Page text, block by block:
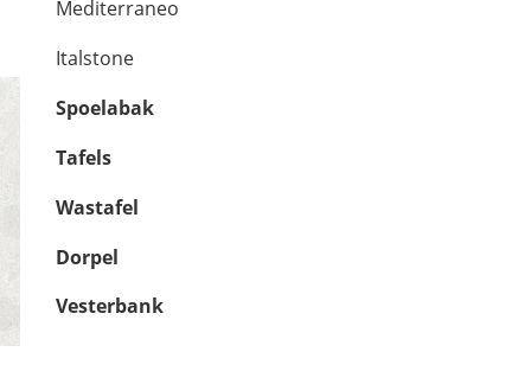
Mediterraneo
Italstone
Spoelabak
Tafels
Wastafel
Dorpel
Vesterbank